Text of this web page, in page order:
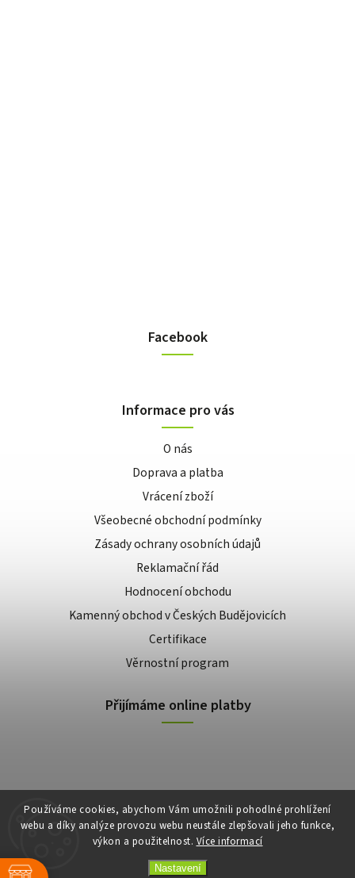
Používáme cookies, abychom Vám umožnili pohodlné prohlížení
webu a díky analýze provozu webu neustále zlepšovali jeho funkce,
výkon a použitelnost. Více informací
Nastavení
Facebook
Informace pro vás
O nás
Doprava a platba
Vrácení zboží
Všeobecné obchodní podmínky
Zásady ochrany osobních údajů
Reklamační řád
Hodnocení obchodu
Kamenný obchod v Českých Budějovicích
Certifikace
Věrnostní program
Přijímáme online platby
Copyright 2026E-shop Slunečnice. Všechna práva vyhrazena.
VytvořilShoptet| Design